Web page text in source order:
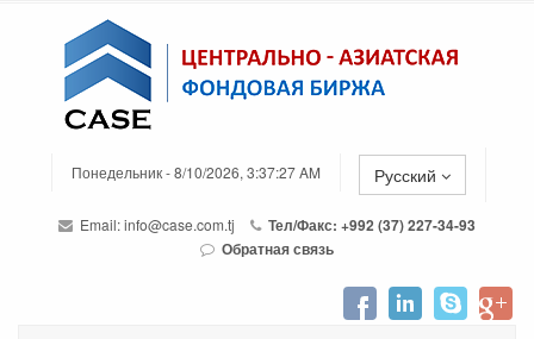
Понедельник - 8/10/2026, 3:37:27 AM Русский
Email:info@case.com.tj
Тел/Факс: +992 (37) 227-34-93
Обратная связь